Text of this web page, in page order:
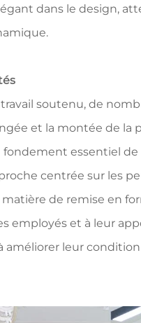
dans le design,
soutenu, de
et la montée de la
essentiel de
centrée sur les
de remise en
employés et à leur
améliorer leur